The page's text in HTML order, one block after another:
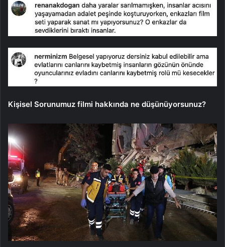
Kişisel Sorunumuz filmi hakkında ne düşünüyorsunuz?